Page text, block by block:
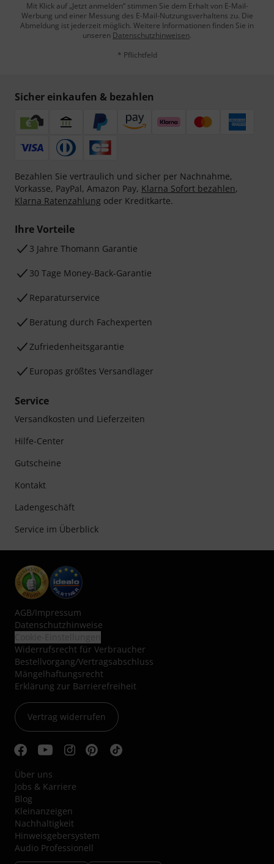
Mit Klick auf „Jetzt anmelden“ stimmen Sie dem Erhalt von E-Mail-
Werbung und einer Messung des E-Mail-Nutzungsverhaltens zu. Die
Abmeldung ist jederzeit möglich. Weitere Informationen finden Sie in
unseren Datenschutzhinweisen.
* Pflichtfeld
Sicher einkaufen & bezahlen
Bezahlen Sie vertraulich und sicher per Nachnahme,
Vorkasse, PayPal, Amazon Pay, Klarna Sofort bezahlen,
Klarna Ratenzahlung oder Kreditkarte.
Ihre Vorteile
3 Jahre Thomann Garantie
30 Tage Money-Back-Garantie
Reparaturservice
Beratung durch Fachexperten
Zufriedenheitsgarantie
Europas größtes Versandlager
Service
Versandkosten und Lieferzeiten
Hilfe-Center
Gutscheine
Kontakt
Ladengeschäft
Service im Überblick
AGB/Impressum
Datenschutzhinweise
Widerrufsrecht für Verbraucher
Bestellvorgang/Vertragsabschluss
Mängelhaftungsrecht
Erklärung zur Barrierefreiheit
Vertrag widerrufen
Über uns
Jobs & Karriere
Blog
Kleinanzeigen
Nachhaltigkeit
Hinweisgebersystem
Audio Professionell